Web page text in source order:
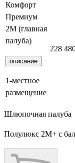
Комфорт
Премиум
2М (главная
палуба)
описание
1-местное
размещение
228
Шлюпочная палуба
Полулюкс 2М+ с